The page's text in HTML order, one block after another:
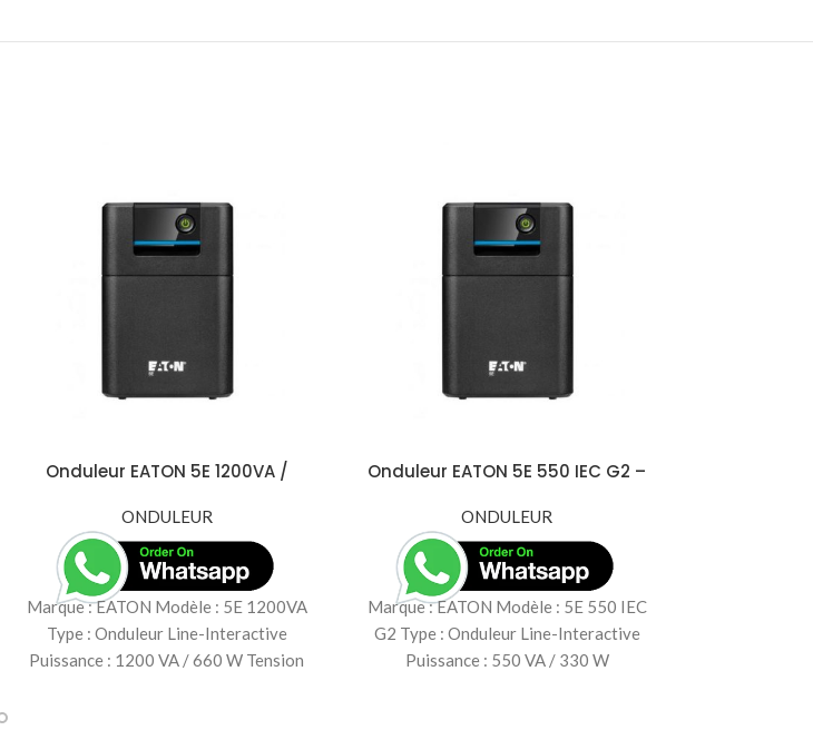
Onduleur EATON 5E 1200VA /
Compacte
ONDULEUR
Marque : EATON Modèle : 5E 1200VA
Type : Onduleur Line-Interactive
Puissance : 1200 VA / 660 W Tension
Onduleur EATON 5E 550 IEC G2 –
Compacte et Fiable
ONDULEUR
Marque : EATON Modèle : 5E 550 IEC
G2 Type : Onduleur Line-Interactive
Puissance : 550 VA / 330 W